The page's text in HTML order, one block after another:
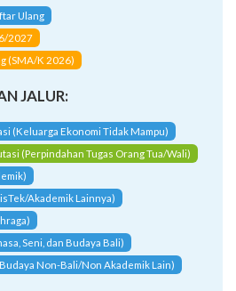
Ulang
2027
(SMA/K 2026)
JALUR:
(Keluarga Ekonomi Tidak Mampu)
(Perpindahan Tugas Orang Tua/Wali)
Akademik Lainnya)
Seni, dan Budaya Bali)
Non-Bali/Non Akademik Lain)